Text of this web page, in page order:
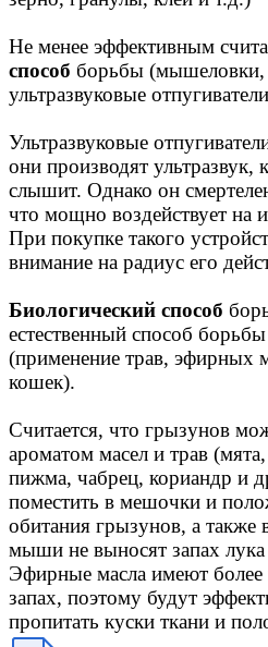
Не менее эффективным
способ борьбы (мышеловки,
ультразвуковые
Ультразвуковые
они производят ультразвук,
слышит. Однако он
что мощно воздействует на
При покупке такого
внимание на радиус его
Биологический способ
естественный способ
(применение трав, эфирных
кошек).
Считается, что грызунов
ароматом масел и трав
пижмa, чабрец, кориандр и
поместить в мешочки и
обитания грызунов, а также
мыши не выносят запах лука
Эфирные масла имеют
запах, поэтому будут
пропитать куски ткани и